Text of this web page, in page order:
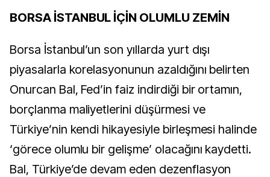
BORSA İSTANBUL İÇİN OLUMLU ZEMİN
Borsa İstanbul’un son yıllarda yurt dışı
piyasalarla korelasyonunun azaldığını belirten
Onurcan Bal, Fed’in faiz indirdiği bir ortamın,
borçlanma maliyetlerini düşürmesi ve
Türkiye’nin kendi hikayesiyle birleşmesi halinde
‘görece olumlu bir gelişme’ olacağını kaydetti.
Bal, Türkiye’de devam eden dezenflasyon